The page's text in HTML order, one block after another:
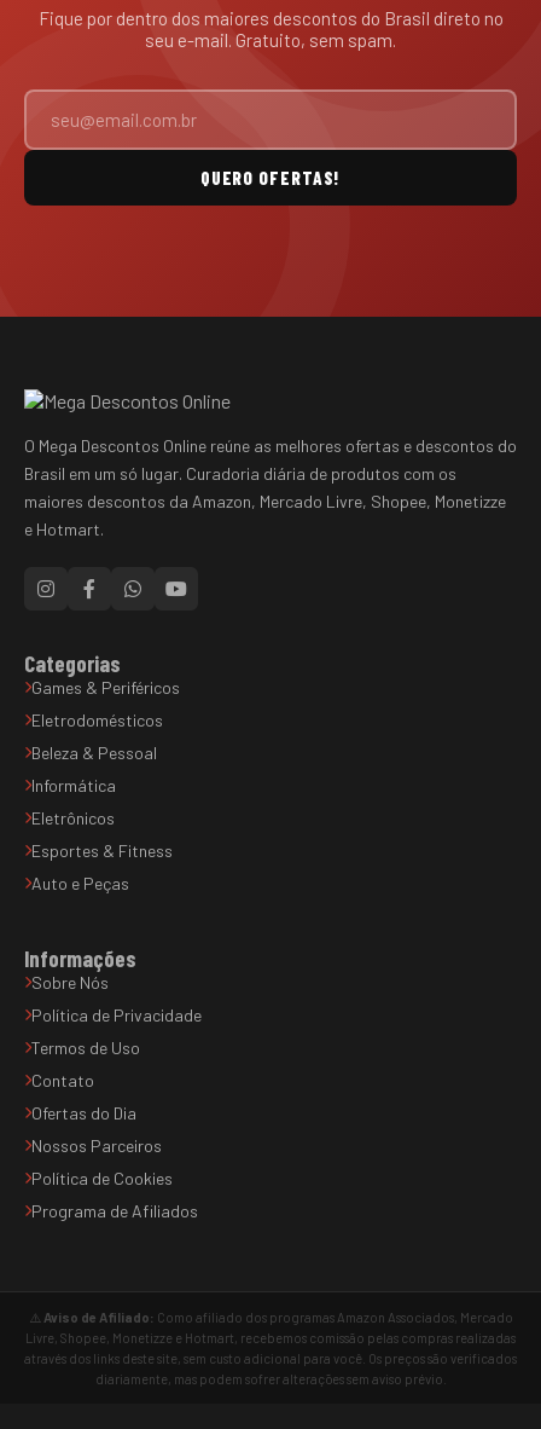
Fique por dentro dos maiores descontos do Brasil direto no
seu e-mail. Gratuito, sem spam.
QUERO OFERTAS!
O Mega Descontos Online reúne as melhores ofertas e descontos do
Brasil em um só lugar. Curadoria diária de produtos com os
maiores descontos da Amazon, Mercado Livre, Shopee, Monetizze
e Hotmart.
Categorias
Games & Periféricos
Eletrodomésticos
Beleza & Pessoal
Informática
Eletrônicos
Esportes & Fitness
Auto e Peças
Informações
Sobre Nós
Política de Privacidade
Termos de Uso
Contato
Ofertas do Dia
Nossos Parceiros
Política de Cookies
Programa de Afiliados
⚠️ Aviso de Afiliado: Como afiliado dos programas Amazon Associados, Mercado
Livre, Shopee, Monetizze e Hotmart, recebemos comissão pelas compras realizadas
através dos links deste site, sem custo adicional para você. Os preços são verificados
diariamente, mas podem sofrer alterações sem aviso prévio.